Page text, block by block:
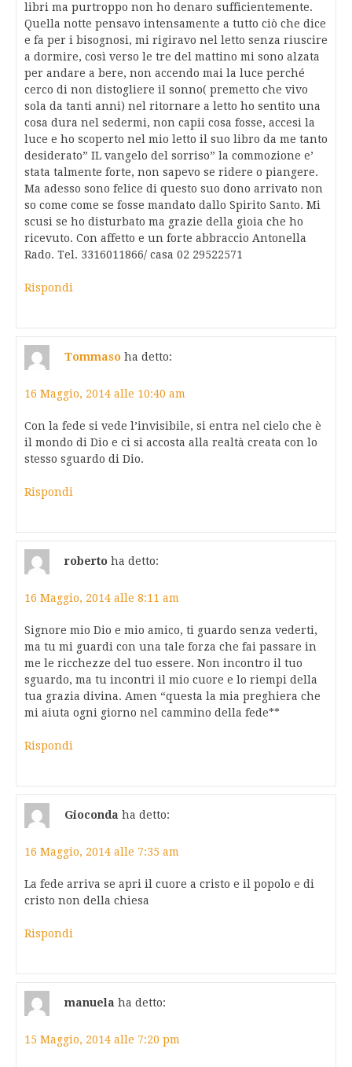
libri ma purtroppo non ho denaro sufficientemente.
Quella notte pensavo intensamente a tutto ciò che dice
e fa per i bisognosi, mi rigiravo nel letto senza riuscire
a dormire, così verso le tre del mattino mi sono alzata
per andare a bere, non accendo mai la luce perché
cerco di non distogliere il sonno( premetto che vivo
sola da tanti anni) nel ritornare a letto ho sentito una
cosa dura nel sedermi, non capii cosa fosse, accesi la
luce e ho scoperto nel mio letto il suo libro da me tanto
desiderato” IL vangelo del sorriso” la commozione e’
stata talmente forte, non sapevo se ridere o piangere.
Ma adesso sono felice di questo suo dono arrivato non
so come come se fosse mandato dallo Spirito Santo. Mi
scusi se ho disturbato ma grazie della gioia che ho
ricevuto. Con affetto e un forte abbraccio Antonella
Rado. Tel. 3316011866/ casa 02 29522571
Rispondi
Tommaso ha detto:
16 Maggio, 2014 alle 10:40 am
Con la fede si vede l’invisibile, si entra nel cielo che è
il mondo di Dio e ci si accosta alla realtà creata con lo
stesso sguardo di Dio.
Rispondi
roberto ha detto:
16 Maggio, 2014 alle 8:11 am
Signore mio Dio e mio amico, ti guardo senza vederti,
ma tu mi guardi con una tale forza che fai passare in
me le ricchezze del tuo essere. Non incontro il tuo
sguardo, ma tu incontri il mio cuore e lo riempi della
tua grazia divina. Amen “questa la mia preghiera che
mi aiuta ogni giorno nel cammino della fede**
Rispondi
Gioconda ha detto:
16 Maggio, 2014 alle 7:35 am
La fede arriva se apri il cuore a cristo e il popolo e di
cristo non della chiesa
Rispondi
manuela ha detto:
15 Maggio, 2014 alle 7:20 pm